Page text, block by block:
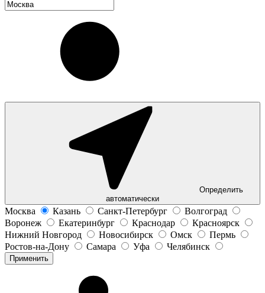
Определить
автоматически
Москва Казань Санкт-Петербург
Волгоград
Воронеж
Екатеринбург Краснодар
Красноярск
Нижний Новгород
Новосибирск Омск
Пермь
Ростов-на-Дону
Самара Уфа Челябинск
Применить